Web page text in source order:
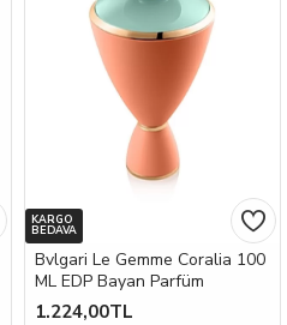
KARGO
BEDAVA
Bvlgari Le Gemme Coralia 100
ML EDP Bayan Parfüm
1.224,00TL